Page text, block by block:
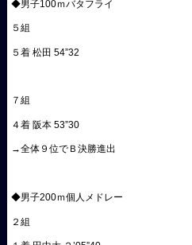
◆男子100ｍバタフライ
５組
５着 松田 54”32
７組
４着 阪本 53”30
→全体９位でＢ決勝進出
◆男子200ｍ個人メドレー
２組